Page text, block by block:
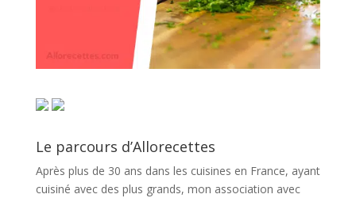
Le parcours d’Allorecettes
Après plus de 30 ans dans les cuisines en France, ayant
cuisiné avec des plus grands, mon association avec